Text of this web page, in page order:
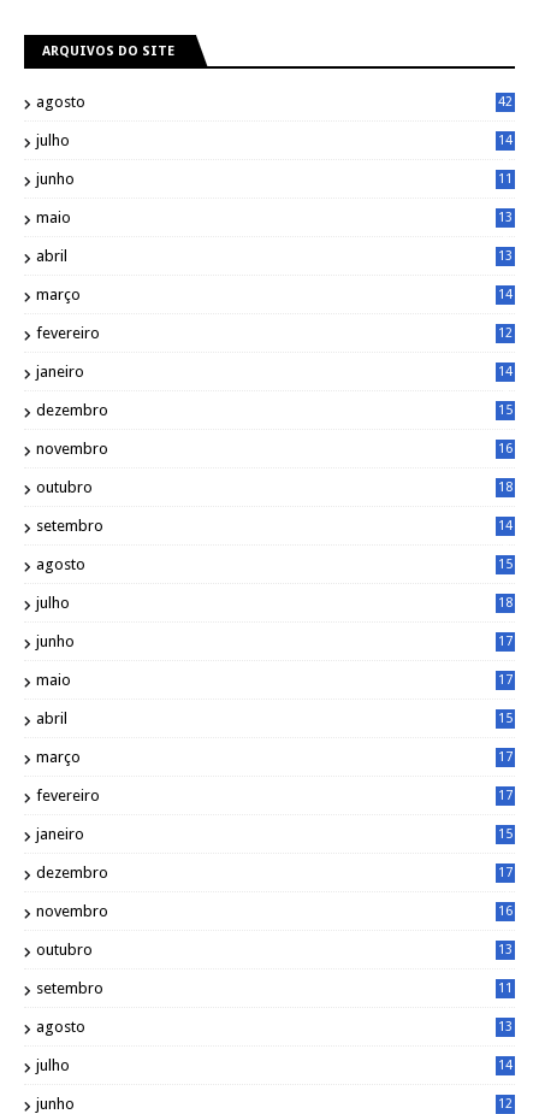
ARQUIVOS DO SITE
agosto 42
julho
14
junho
11
maio
13
abril
13
março
14
fevereiro
12
janeiro
14
dezembro
15
novembro
16
outubro
18
setembro
14
agosto
15
julho
18
junho
17
maio
17
abril
15
março
17
fevereiro
17
janeiro
15
dezembro
17
novembro
16
outubro
13
setembro
11
agosto
13
julho
14
junho
12